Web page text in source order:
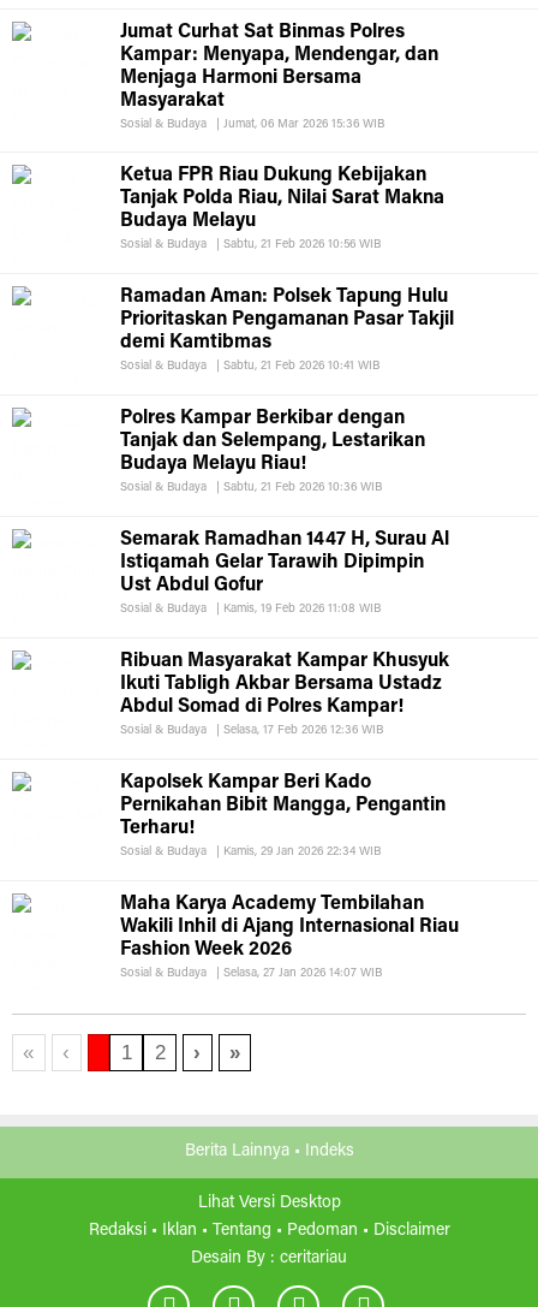
Jumat Curhat Sat Binmas Polres
Kampar: Menyapa, Mendengar, dan
Menjaga Harmoni Bersama
Masyarakat
Sosial & Budaya Jumat, 06 Mar 2026 15:36 WIB
Ketua FPR Riau Dukung Kebijakan
Tanjak Polda Riau, Nilai Sarat Makna
Budaya Melayu
Sosial & Budaya Sabtu, 21 Feb 2026 10:56 WIB
Ramadan Aman: Polsek Tapung Hulu
Prioritaskan Pengamanan Pasar Takjil
demi Kamtibmas
Sosial & Budaya Sabtu, 21 Feb 2026 10:41 WIB
Polres Kampar Berkibar dengan
Tanjak dan Selempang, Lestarikan
Budaya Melayu Riau!
Sosial & Budaya Sabtu, 21 Feb 2026 10:36 WIB
Semarak Ramadhan 1447 H, Surau Al
Istiqamah Gelar Tarawih Dipimpin
Ust Abdul Gofur
Sosial & Budaya Kamis, 19 Feb 2026 11:08 WIB
Ribuan Masyarakat Kampar Khusyuk
Ikuti Tabligh Akbar Bersama Ustadz
Abdul Somad di Polres Kampar!
Sosial & Budaya Selasa, 17 Feb 2026 12:36 WIB
Kapolsek Kampar Beri Kado
Pernikahan Bibit Mangga, Pengantin
Terharu!
Sosial & Budaya Kamis, 29 Jan 2026 22:34 WIB
Maha Karya Academy Tembilahan
Wakili Inhil di Ajang Internasional Riau
Fashion Week 2026
Sosial & Budaya Selasa, 27 Jan 2026 14:07 WIB
« ‹ 1 2 › »
Berita Lainnya • Indeks
Lihat Versi Desktop
Redaksi • Iklan • Tentang • Pedoman • Disclaimer
Desain By : ceritariau